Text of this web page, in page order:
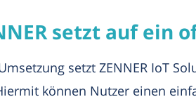
setzt auf ein
setzt ZENNER IoT
können Nutzer einen